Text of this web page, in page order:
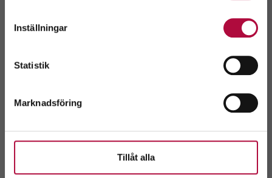
Inställningar
Statistik
Marknadsföring
Tillåt alla
Första blodgivningen
3